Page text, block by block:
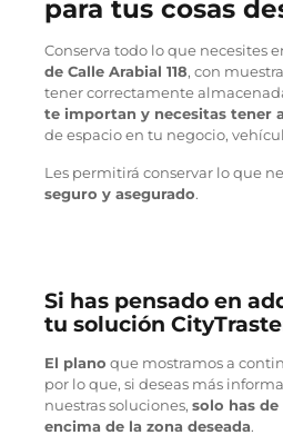
para tus cosas
Conserva todo lo que necesites
de Calle Arabial 118, con
tener correctamente
te importan y necesitas tener
de espacio en tu negocio,
Les permitirá conservar lo que
seguro y asegurado.
Si has pensado en
tu solución
El plano que mostramos a
por lo que, si deseas más
nuestras soluciones, solo has
encima de la zona deseada.